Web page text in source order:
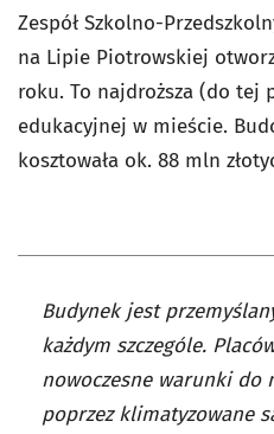
Zespół Szkolno-
na Lipie Piotrowskiej
roku. To najdroższa (do tej
edukacyjnej w mieście.
kosztowała ok. 88 mln
Budynek jest
każdym szczególe.
nowoczesne warunki do
poprzez klimatyzowane